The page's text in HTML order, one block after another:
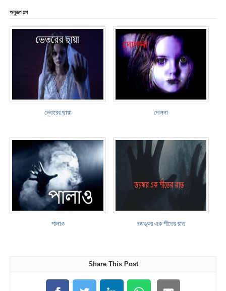
অনুরূপ গল্প
ভেতরের ছায়া দোলনা
পালাও ভয়ঙ্কর এক শীতের রাত
Share This Post